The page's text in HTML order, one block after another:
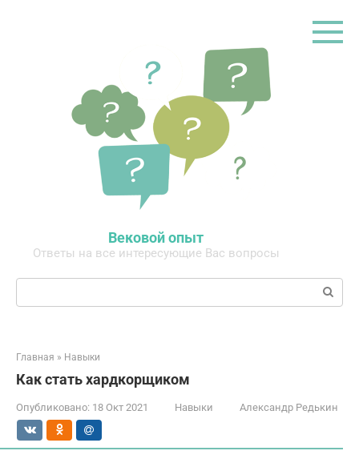
Вековой опыт
Ответы на все интересующие Вас вопросы
Поиск:
Главная » Навыки
Как стать хардкорщиком
Опубликовано: 18 Окт 2021 Навыки Александр Редькин